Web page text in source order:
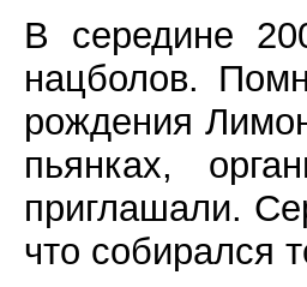
В середине
нацболов.
рождения
пьянках,
приглашали.
что собирался